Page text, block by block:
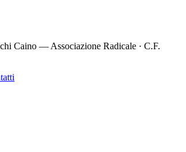
Caino — Associazione Radicale · C.F.